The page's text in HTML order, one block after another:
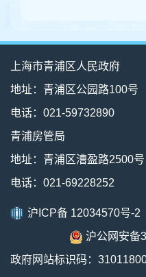
上海市青浦区人民政府
地址：青浦区公园路100号
电话：021-59732890
青浦房管局
地址：青浦区漕盈路2500号
电话：021-69228252
沪ICP备 12034570号-2
沪公网安备
政府网站标识码：